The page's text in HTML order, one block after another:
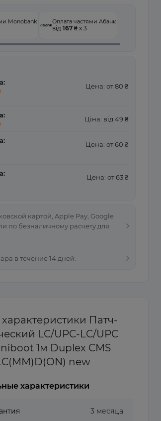
картой, Apple Pay, Google
по безналичному расчету для
Monobank Оплата частями Абанк
від 167 ₴ x 3
Цена: от 80 ₴
Ціна: від 49 ₴
Цена: от 60 ₴
Цена: от 63 ₴
в течение 14 дней.
Патч-
LC/UPC-LC/UPC
1м Duplex CMS
new
характеристики
3 месяца